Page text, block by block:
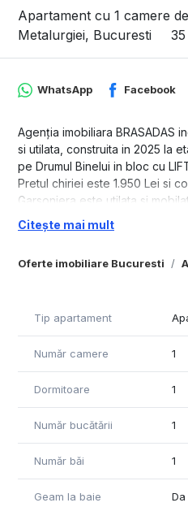
Apartament cu 1 camere
Metalurgiei, Bucuresti
Oferte imobiliare Bucuresti
WhatsApp Facebook
Agenția imobiliara BRASADAS
si utilata, construita in 2025 la
pe Drumul Binelui in bloc cu
Pretul chiriei este 1.950 Lei si
Garsoniera este utilata si
in pret.
Www.brasadas.com.
Citește mai mult
Tip apartament
Număr camere 1
Dormitoare 1
Număr bucătării 1
Număr băi 1
Geam la baie Da